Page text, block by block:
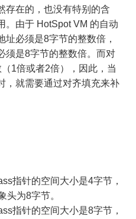
存在的，也没有特别的含
。由于 HotSpot VM 的自动
必须是8字节的整数倍，
须是8字节的整数倍。而对
1倍或者2倍），因此，当
，就需要通过对齐填充来补
指针的空间大小是4字节，
头为8字节。
指针的空间大小是8字节，